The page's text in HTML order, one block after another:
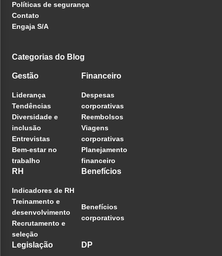
Políticas de segurança
Contato
Engaja S/A
Categorias do Blog
Gestão
Liderança
Tendências
Diversidade e
inclusão
Entrevistas
Bem-estar no
trabalho
Financeiro
Despesas
corporativas
Reembolsos
Viagens
corporativas
Planejamento
financeiro
RH
Indicadores de RH
Treinamento e
desenvolvimento
Recrutamento e
seleção
Benefícios
Benefícios
corporativos
Legislação DP